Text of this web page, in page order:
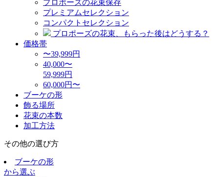
プロポーズの花束保存
プレミアムセレクション
コンパクトセレクション
プロポーズの花束、もらった後はどうする？
価格帯
〜39,999円
40,000〜
59,999円
60,000円〜
ブーケの形
飾る場所
花束の本数
加工方法
その他の選び方
ブーケの形
から選ぶ